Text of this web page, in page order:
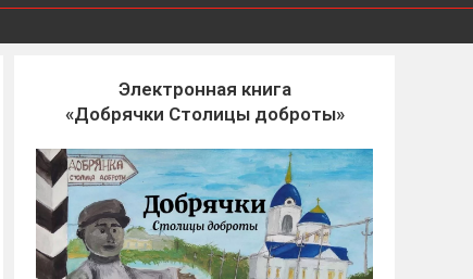
Электронная книга
«Добрячки Столицы доброты»